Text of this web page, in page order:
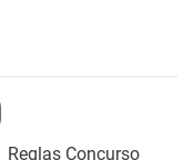
Reglas Concurso